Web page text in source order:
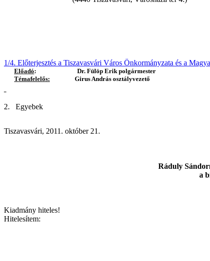
1/4. Előterjesztés a Tiszavasvári Város Önkormányzata és a
Előadó:
Dr. Fülöp Erik polgármester
Témafelelős: Girus András osztályvezető
2. Egyebek
Tiszavasvári, 2011. október 21.
Ráduly
a bizottság
Kiadmány hiteles!
Hitelesítem: